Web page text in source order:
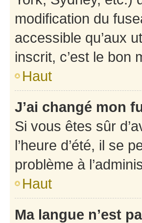
modification du
accessible qu’aux
inscrit, c’est le bon
Haut
J’ai changé mon
Si vous êtes sûr
l’heure d’été, il se
problème à
Haut
Ma langue n’est